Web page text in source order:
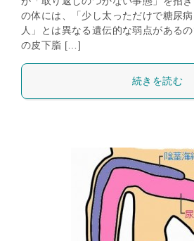
の体には、「少し太っただけで糖尿
人」とは異なる遺伝的な弱点がある
の皮下脂 […]
続きを読む